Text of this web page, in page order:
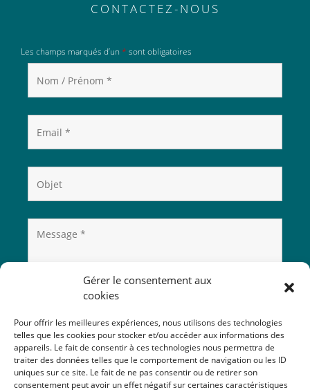
Gérer le consentement aux
cookies
Pour offrir les meilleures expériences, nous utilisons des technologies
telles que les cookies pour stocker et/ou accéder aux informations des
appareils. Le fait de consentir à ces technologies nous permettra de
traiter des données telles que le comportement de navigation ou les ID
uniques sur ce site. Le fait de ne pas consentir ou de retirer son
consentement peut avoir un effet négatif sur certaines caractéristiques
CONTACTEZ-NOUS
Les champs marqués d’un * sont obligatoires